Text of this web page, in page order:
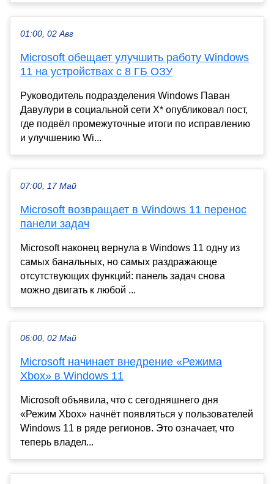
01:00, 02 Авг
Microsoft обещает улучшить работу Windows
11 на устройствах с 8 ГБ ОЗУ
Руководитель подразделения Windows Паван
Давулури в социальной сети X* опубликовал пост,
где подвёл промежуточные итоги по исправлению
и улучшению Wi...
07:00, 17 Май
Microsoft возвращает в Windows 11 перенос
панели задач
Microsoft наконец вернула в Windows 11 одну из
самых банальных, но самых раздражающе
отсутствующих функций: панель задач снова
можно двигать к любой ...
06:00, 02 Май
Microsoft начинает внедрение «Режима
Xbox» в Windows 11
Microsoft объявила, что с сегодняшнего дня
«Режим Xbox» начнёт появляться у пользователей
Windows 11 в ряде регионов. Это означает, что
теперь владел...